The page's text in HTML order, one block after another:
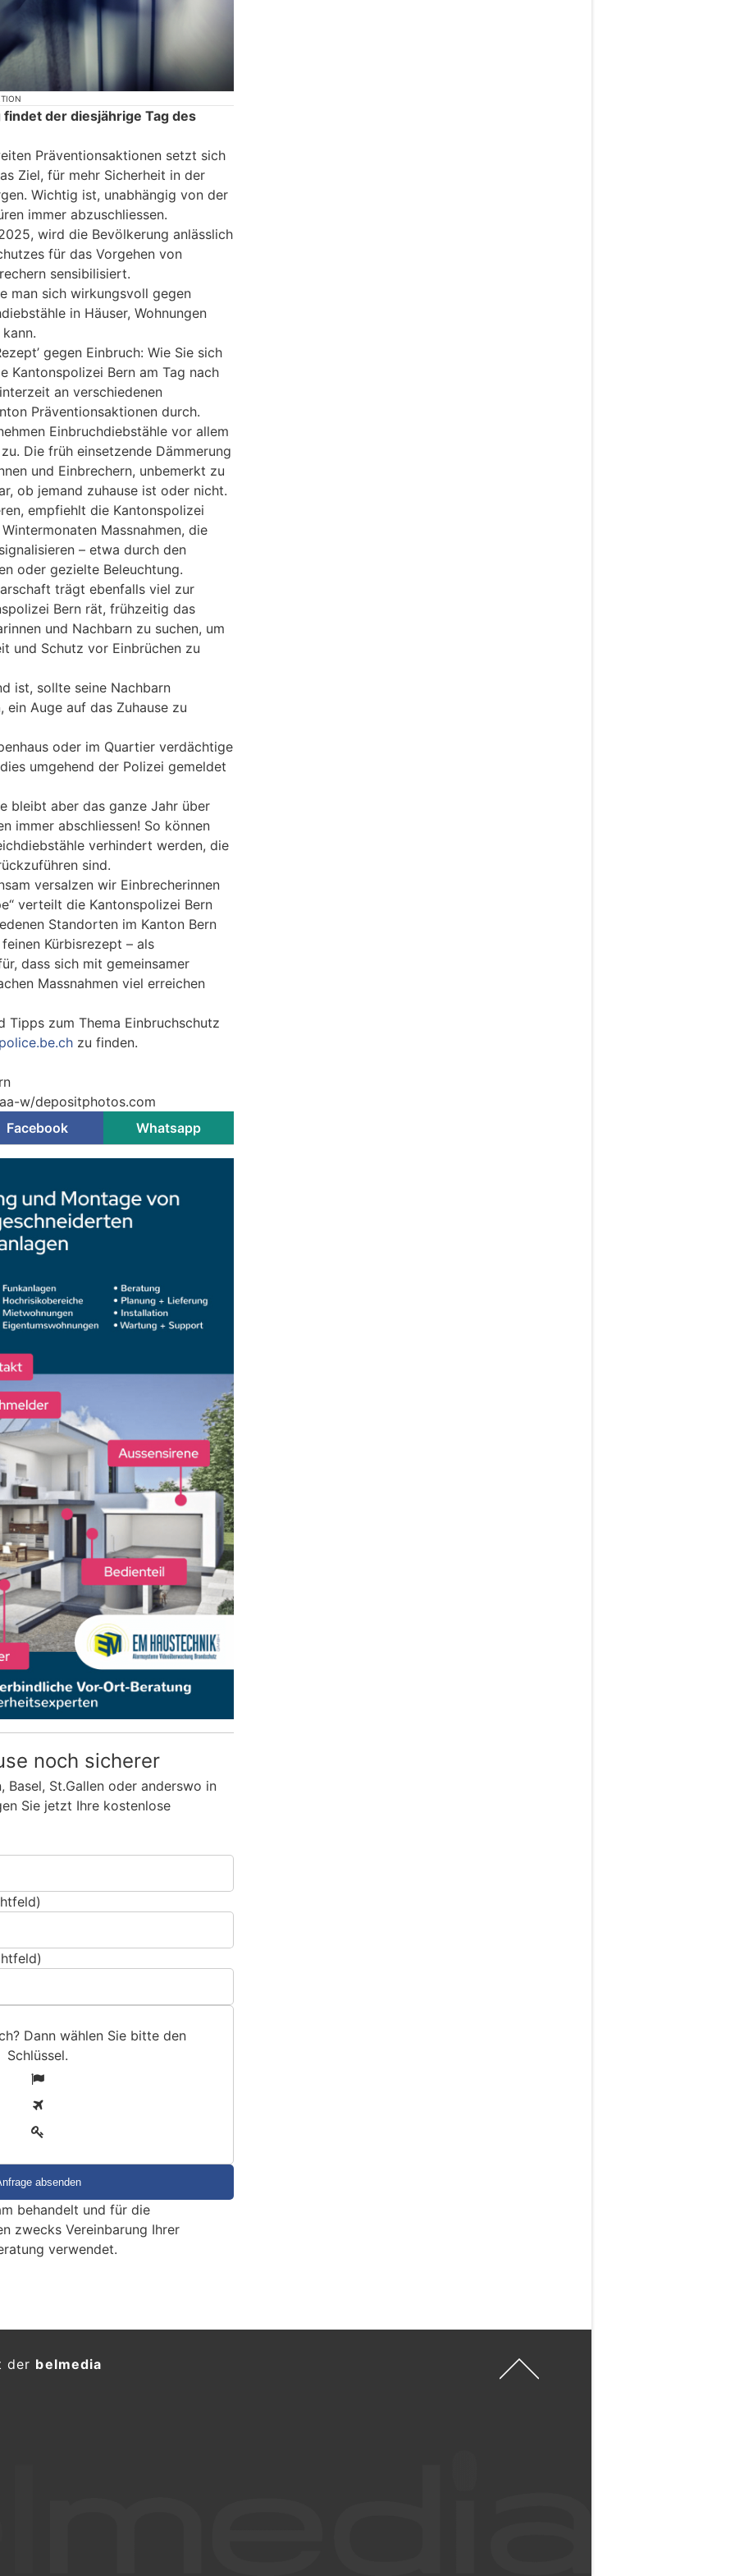
der diesjährige Tag des
Präventionsaktionen setzt sich
Ziel, für mehr Sicherheit in der
Wichtig ist, unabhängig von der
immer abzuschliessen.
wird die Bevölkerung anlässlich
für das Vorgehen von
sensibilisiert.
man sich wirkungsvoll gegen
in Häuser, Wohnungen
gegen Einbruch: Wie Sie sich
Kantonspolizei Bern am Tag nach
an verschiedenen
Präventionsaktionen durch.
Einbruchdiebstähle vor allem
Die früh einsetzende Dämmerung
und Einbrechern, unbemerkt zu
ob jemand zuhause ist oder nicht.
empfiehlt die Kantonspolizei
Massnahmen, die
– etwa durch den
oder gezielte Beleuchtung.
trägt ebenfalls viel zur
Bern rät, frühzeitig das
und Nachbarn zu suchen, um
und Schutz vor Einbrüchen zu
ist, sollte seine Nachbarn
Auge auf das Zuhause zu
oder im Quartier verdächtige
umgehend der Polizei gemeldet
bleibt aber das ganze Jahr über
immer abschliessen! So können
verhindert werden, die
sind.
versalzen wir Einbrecherinnen
verteilt die Kantonspolizei Bern
Standorten im Kanton Bern
Kürbisrezept – als
dass sich mit gemeinsamer
Massnahmen viel erreichen
Tipps zum Thema Einbruchschutz
zu finden.
w/depositphotos.com
Facebook
Whatsapp
noch sicherer
Basel, St.Gallen oder anderswo in
Sie jetzt Ihre kostenlose
Dann wählen Sie bitte den
Schlüssel.
behandelt und für die
zwecks Vereinbarung Ihrer
verwendet.